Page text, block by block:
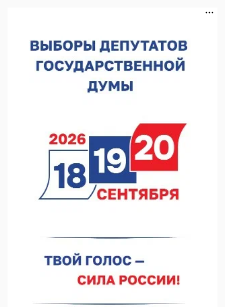
07.08.2026 10:59
Детские сады в Княгинине и Сеченове откроются после
Тульские мастера и сегодня куют славу и доблесть русского
07.08.2026 10:15